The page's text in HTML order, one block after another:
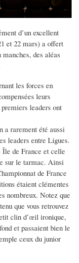
d’un excellent
et 22 mars) a offert
des aléas
les forces en
leurs
leaders ont
a rarement été aussi
leaders entre Ligues.
Île de France et celle
sur le tarmac. Ainsi
de France
étaient clémentes
nombreux. Notez que
que vous retrouvez
clin d’œil ironique,
et passaient bien le
ceux du junior